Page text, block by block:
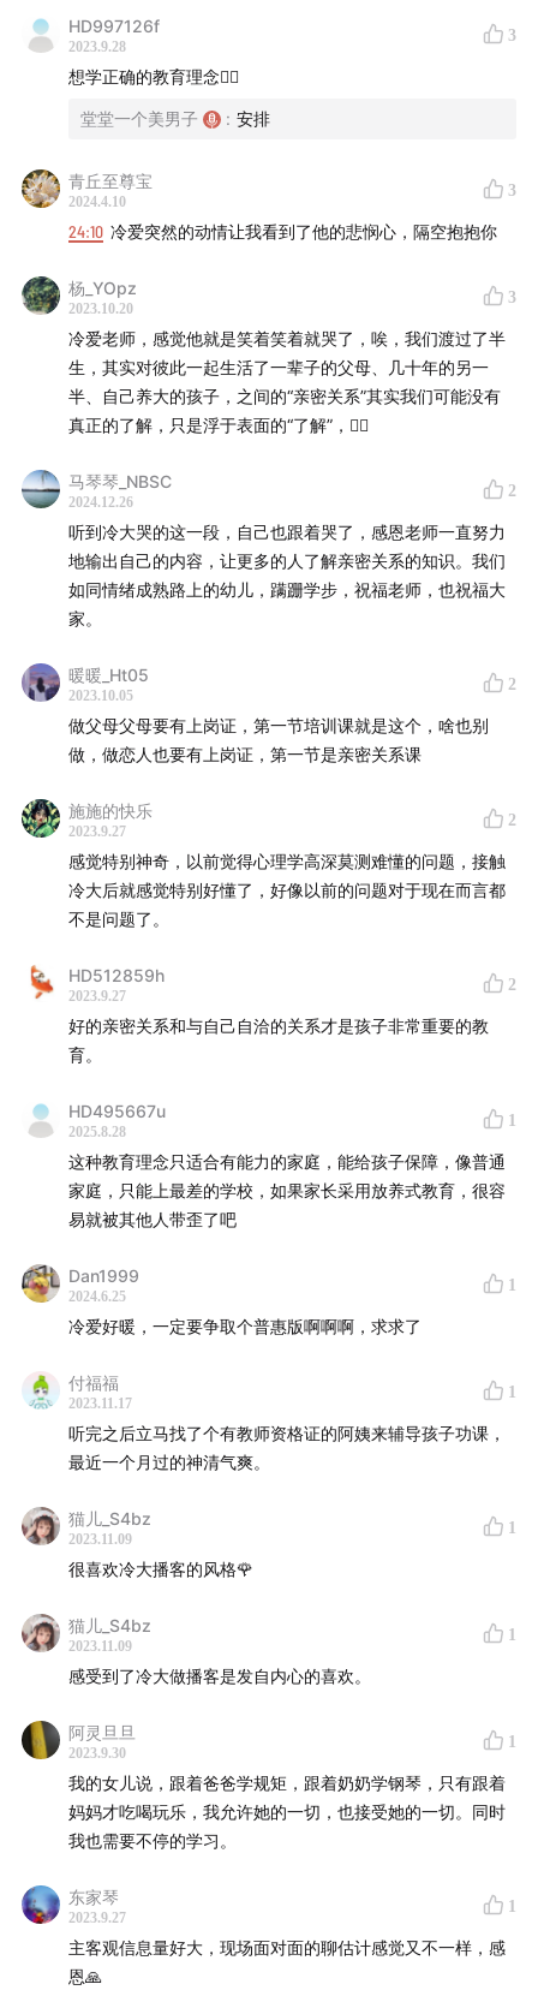
HD997126f
2023.9.28
3
想学正确的教育理念🙋‍♀️
堂堂一个美男子 : 安排
青丘至尊宝
2024.4.10
3
24:10 冷爱突然的动情让我看到了他的悲悯心，隔空抱抱你
杨_YOpz
2023.10.20
3
冷爱老师，感觉他就是笑着笑着就哭了，唉，我们渡过了半
生，其实对彼此一起生活了一辈子的父母、几十年的另一
半、自己养大的孩子，之间的“亲密关系”其实我们可能没有
真正的了解，只是浮于表面的“了解”，😮‍💨
马琴琴_NBSC
2024.12.26
2
听到冷大哭的这一段，自己也跟着哭了，感恩老师一直努力
地输出自己的内容，让更多的人了解亲密关系的知识。我们
如同情绪成熟路上的幼儿，蹒跚学步，祝福老师，也祝福大
家。
暖暖_Ht05
2023.10.05
2
做父母父母要有上岗证，第一节培训课就是这个，啥也别
做，做恋人也要有上岗证，第一节是亲密关系课
施施的快乐
2023.9.27
2
感觉特别神奇，以前觉得心理学高深莫测难懂的问题，接触
冷大后就感觉特别好懂了，好像以前的问题对于现在而言都
不是问题了。
HD512859h
2023.9.27
2
好的亲密关系和与自己自洽的关系才是孩子非常重要的教
育。
HD495667u
2025.8.28
1
这种教育理念只适合有能力的家庭，能给孩子保障，像普通
家庭，只能上最差的学校，如果家长采用放养式教育，很容
易就被其他人带歪了吧
Dan1999
2024.6.25
1
冷爱好暖，一定要争取个普惠版啊啊啊，求求了
付福福
2023.11.17
1
听完之后立马找了个有教师资格证的阿姨来辅导孩子功课，
最近一个月过的神清气爽。
猫儿_S4bz
2023.11.09
1
很喜欢冷大播客的风格🌹
猫儿_S4bz
2023.11.09
1
感受到了冷大做播客是发自内心的喜欢。
阿灵旦旦
2023.9.30
1
我的女儿说，跟着爸爸学规矩，跟着奶奶学钢琴，只有跟着
妈妈才吃喝玩乐，我允许她的一切，也接受她的一切。同时
我也需要不停的学习。
东家琴
2023.9.27
1
主客观信息量好大，现场面对面的聊估计感觉又不一样，感
恩🙏